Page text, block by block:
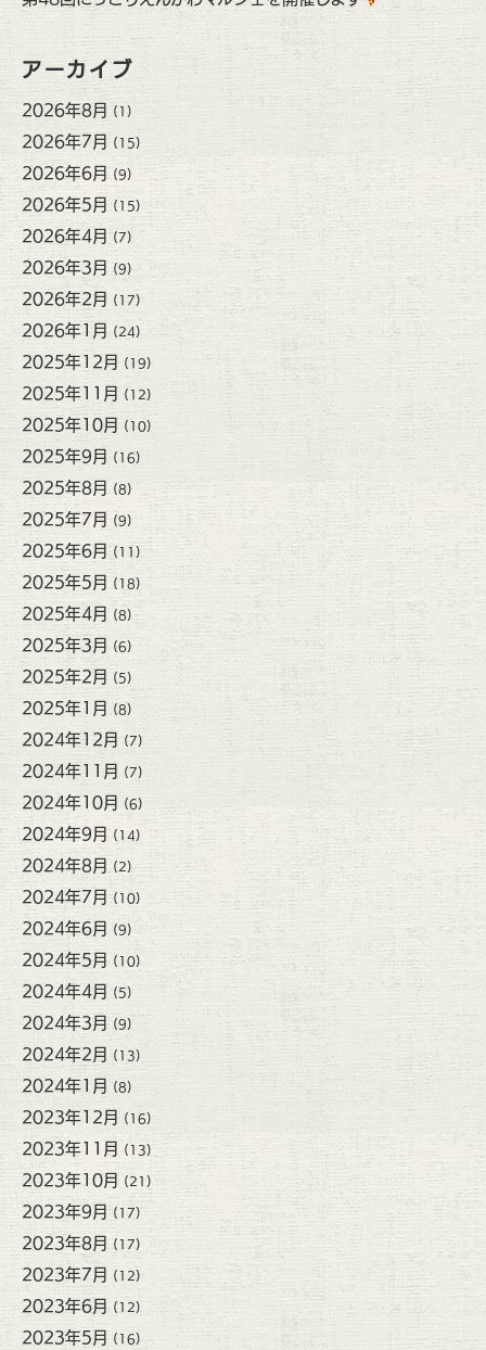
アーカイブ
2026年8月 (1)
2026年7月 (15)
2026年6月 (9)
2026年5月 (15)
2026年4月 (7)
2026年3月 (9)
2026年2月 (17)
2026年1月 (24)
2025年12月 (19)
2025年11月 (12)
2025年10月 (10)
2025年9月 (16)
2025年8月 (8)
2025年7月 (9)
2025年6月 (11)
2025年5月 (18)
2025年4月 (8)
2025年3月 (6)
2025年2月 (5)
2025年1月 (8)
2024年12月 (7)
2024年11月 (7)
2024年10月 (6)
2024年9月 (14)
2024年8月 (2)
2024年7月 (10)
2024年6月 (9)
2024年5月 (10)
2024年4月 (5)
2024年3月 (9)
2024年2月 (13)
2024年1月 (8)
2023年12月 (16)
2023年11月 (13)
2023年10月 (21)
2023年9月 (17)
2023年8月 (17)
2023年7月 (12)
2023年6月 (12)
2023年5月 (16)